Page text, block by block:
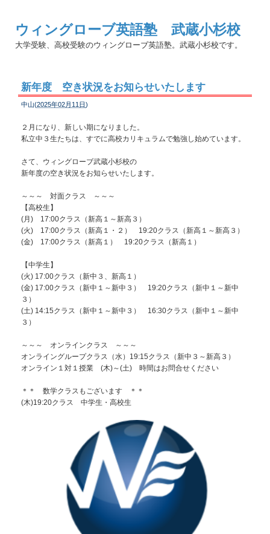
ウィングローブ英語塾 武蔵小杉校
大学受験、高校受験のウィングローブ英語塾。武蔵小杉校です。
新年度 空き状況をお知らせいたします
中山(2025年02月11日)
２月になり、新しい期になりました。
私立中３生たちは、すでに高校カリキュラムで勉強し始めています。
さて、ウィングローブ武蔵小杉校の
新年度の空き状況をお知らせいたします。
～～～ 対面クラス ～～～
【高校生】
(月) 17:00クラス（新高１～新高３）
(火) 17:00クラス（新高１・２） 19:20クラス（新高１～新高３）
(金) 17:00クラス（新高１） 19:20クラス（新高１）
【中学生】
(火) 17:00クラス（新中３、新高１）
(金) 17:00クラス（新中１～新中３） 19:20クラス（新中１～新中
３）
(土) 14:15クラス（新中１～新中３） 16:30クラス（新中１～新中
３）
～～～ オンラインクラス ～～～
オンライングループクラス（水）19:15クラス（新中３～新高３）
オンライン１対１授業 (木)～(土) 時間はお問合せください
＊＊ 数学クラスもございます ＊＊
(木)19:20クラス 中学生・高校生